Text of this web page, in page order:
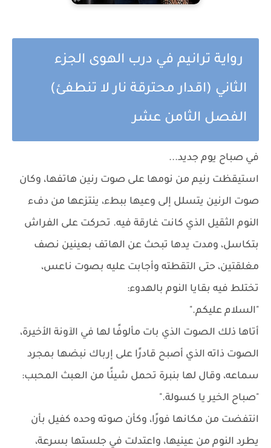
رواية ترانيم في درب الهوى الجزء
الثاني (اقدار محترقة نار لا تنطفئ)
الفصل الثامن عشر
في صباح يوم جديد...
استيقظت رنيم من نومها على صوت رنين هاتفها، وكان
صوت الرنين يتسلل إلى وعيها ببطء، ينتزعها من دفء
النوم الثقيل الذي كانت غارقة فيه. تحركت على الفراش
بتكاسل، ومدت يدها تبحث عن الهاتف بعينين نصف
مغلقتين، حتى التقطته وأجابت عليه بصوت ناعس،
تختلط فيه بقايا النوم بالهدوء:
"السلام عليكم."
أتاها ذلك الصوت الذي بات مألوفًا لها في الآونة الأخيرة،
الصوت ذاته الذي أصبح قادرًا على إرباك نبضها بمجرد
سماعه، وقال لها بنبرة تحمل شيئًا من العبث المحبب:
"صباح الخير يا كسولة."
انتفضت من مكانها فورًا، وكأن صوته وحده كفيل بأن
يطرد النوم من عينيها، واعتدلت في جلستها بسرعة،